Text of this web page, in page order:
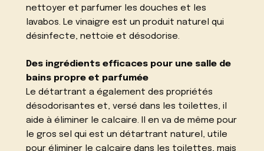
nettoyer et parfumer les douches et les
lavabos. Le vinaigre est un produit naturel qui
désinfecte, nettoie et désodorise.
Des ingrédients efficaces pour une salle de
bains propre et parfumée
Le détartrant a également des propriétés
désodorisantes et, versé dans les toilettes, il
aide à éliminer le calcaire. Il en va de même pour
le gros sel qui est un détartrant naturel, utile
pour éliminer le calcaire dans les toilettes, mais